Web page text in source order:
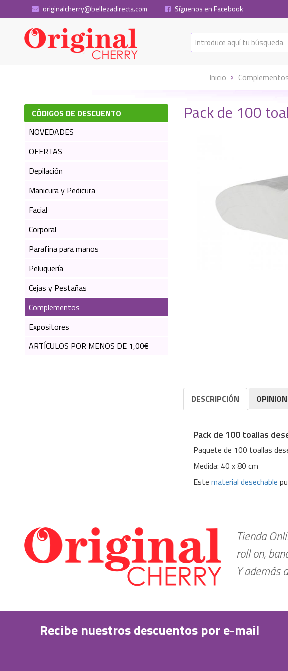
originalcherry@bellezadirecta.com Síguenos en Facebook
Inicio Complementos
CÓDIGOS DE DESCUENTO
NOVEDADES
OFERTAS
Depilación
Manicura y Pedicura
Facial
Corporal
Parafina para manos
Peluquería
Cejas y Pestañas
Complementos
Expositores
ARTÍCULOS POR MENOS DE 1,00€
Pack de 100
DESCRIPCIÓN
Pack de 100 toallas
Paquete de 100 toallas
Medida: 40 x 80 cm
Este material desechable
Tienda
roll on,
Y además
Recibe nuestros descuentos por e-mail